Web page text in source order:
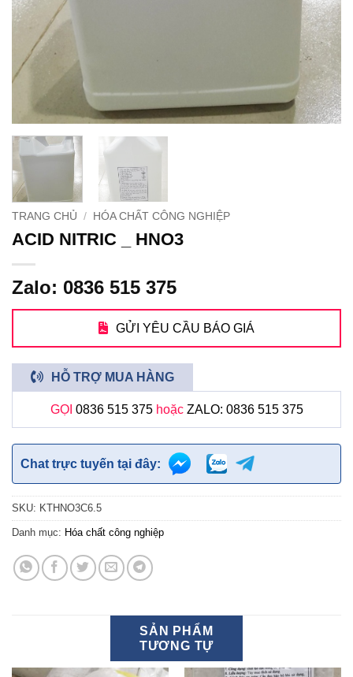
TRANG CHỦ / HÓA CHẤT CÔNG NGHIỆP
ACID NITRIC _ HNO3
Zalo: 0836 515 375
GỬI YÊU CẦU BÁO GIÁ
HỖ TRỢ MUA HÀNG
GỌI 0836 515 375hoặc ZALO: 0836 515 375
Chat trực tuyến tại đây:
SKU: KTHNO3C6.5
Danh mục: Hóa chất công nghiệp
SẢN PHẨM
TƯƠNG TỰ